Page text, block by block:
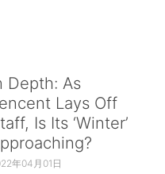
Depth: As
Lays Off
Is Its ‘Winter’
年04月01日